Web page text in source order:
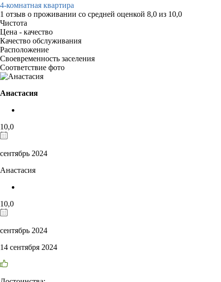
4-комнатная квартира
1 отзыв о проживании со средней оценкой 8,0 из 10,0
Чистота
Цена - качество
Качество обслуживания
Расположение
Своевременность заселения
Соответствие фото
Анастасия
10,0
сентябрь 2024
Анастасия
10,0
сентябрь 2024
14 сентября 2024